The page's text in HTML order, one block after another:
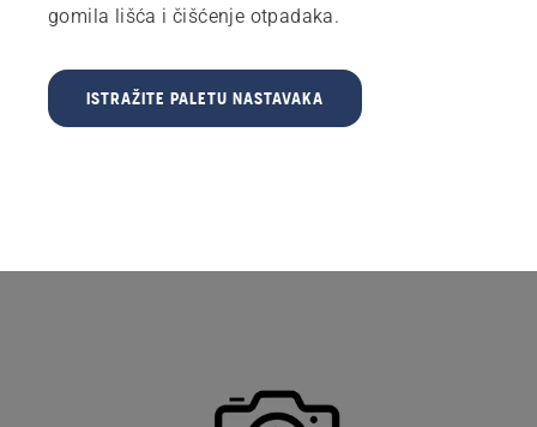
gomila lišća i čišćenje otpadaka.
ISTRAŽITE PALETU NASTAVAKA